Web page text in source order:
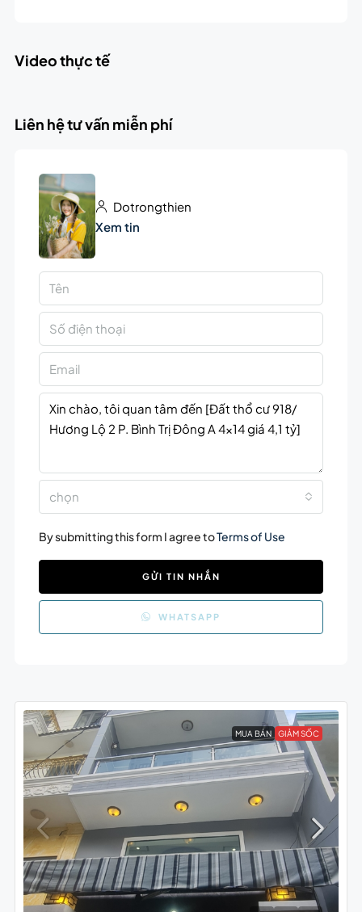
Video thực tế
Liên hệ tư vấn miễn phí
Dotrongthien
Xem tin
chọn
By submitting this form I agree toTerms of Use
GỬI TIN NHẮN
WHATSAPP
MUA BÁN GIẢM SỐC